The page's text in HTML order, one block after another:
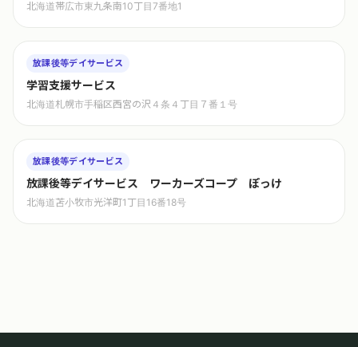
北海道帯広市東九条南10丁目7番地1
放課後等デイサービス
学習支援サービス
北海道札幌市手稲区西宮の沢４条４丁目７番１号
放課後等デイサービス
放課後等デイサービス ワーカーズコープ ぽっけ
北海道苫小牧市光洋町1丁目16番18号